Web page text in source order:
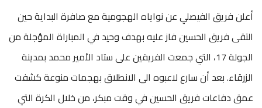
أعلن فريق الفيصلي عن نواياه الهجومية مع صافرة البداية حين
التقى فريق الحسين فاز عليه بهدف وحيد في المباراة المؤجلة من
الجولة 17، التي جمعت الفريقين على ستاد الأمير محمد بمدينة
الزرقاء. بعد أن سارع لاعبوه الى الانطلاق بهجمات منوعة كشفت
عمق دفاعات فريق الحسين في وقت مبكر، من خلال الكرة التي